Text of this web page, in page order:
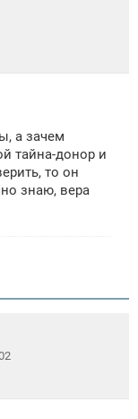
а зачем
тайна-донор и
то он
знаю, вера